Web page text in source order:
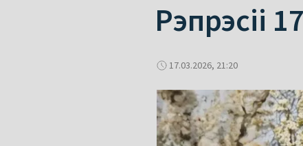
Рэпрэсіі
17.03.2026, 21:20